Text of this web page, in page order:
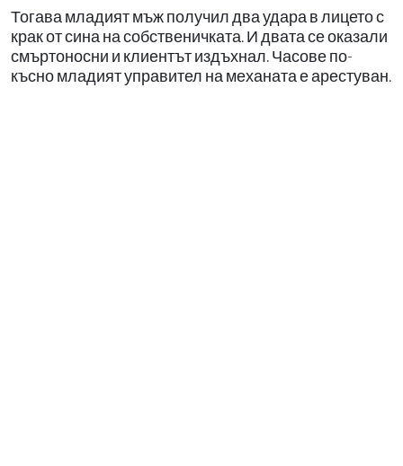
Тогава младият мъж получил два удара в лицето с
крак от сина на собственичката. И двата се оказали
смъртоносни и клиентът издъхнал. Часове по-
късно младият управител на механата е арестуван.